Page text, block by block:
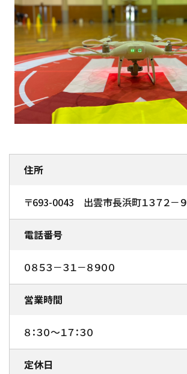
住所
〒693-0043 出雲市長浜町１３７２－９
電話番号
０８５３－３１－８９００
営業時間
８：３０～１７：３０
定休日